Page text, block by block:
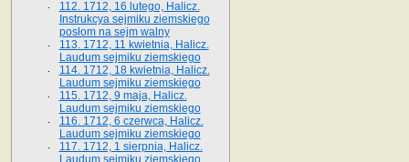
112. 1712, 16 lutego, Halicz.
Instrukcya sejmiku ziemskiego
posłom na sejm walny
113. 1712, 11 kwietnia, Halicz.
Laudum sejmiku ziemskiego
114. 1712, 18 kwietnia, Halicz.
Laudum sejmiku ziemskiego
115. 1712, 9 maja, Halicz.
Laudum sejmiku ziemskiego
116. 1712, 6 czerwca, Halicz.
Laudum sejmiku ziemskiego
117. 1712, 1 sierpnia, Halicz.
Laudum sejmiku ziemskiego